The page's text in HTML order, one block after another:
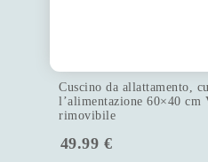
Cuscino da allattamento,
l’alimentazione 60×40 cm
rimovibile
49.99 €